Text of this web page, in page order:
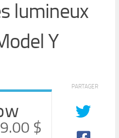
lumineux
Y
$
PARTAGER